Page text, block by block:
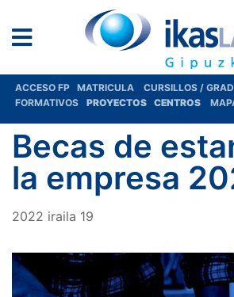
ACCESO FP MATRICULA CURSILLOS /
FORMATIVOS
PROYECTOS CENTROS
Becas de
la empresa
2022 iraila 19